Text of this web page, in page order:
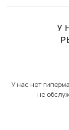
У
У нас нет
не